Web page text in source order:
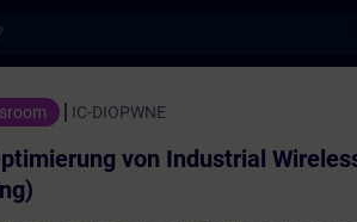
Industrial Wireless
IC-DIOPWNE
von Industrial